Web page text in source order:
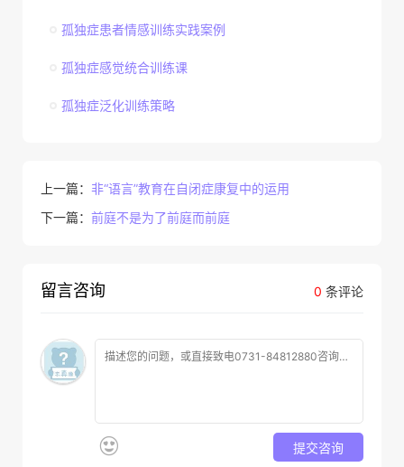
孤独症患者情感训练实践案例
孤独症感觉统合训练课
孤独症泛化训练策略
上一篇： 非“语言”教育在自闭症康复中的运用
下一篇： 前庭不是为了前庭而前庭
0 条评论
留言咨询
提交咨询